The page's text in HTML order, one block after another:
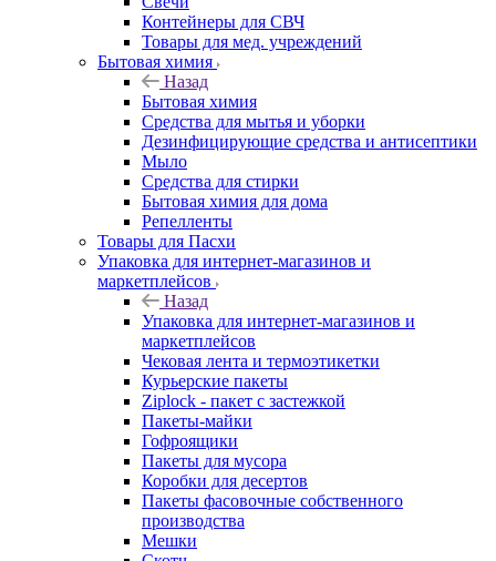
Контейнеры для СВЧ
Товары для мед. учреждений
Бытовая химия
Назад
Бытовая химия
Средства для мытья и уборки
Дезинфицирующие средства и антисептики
Мыло
Средства для стирки
Бытовая химия для дома
Репелленты
Товары для Пасхи
Упаковка для интернет-магазинов и
маркетплейсов
Назад
Упаковка для интернет-магазинов и
маркетплейсов
Чековая лента и термоэтикетки
Курьерские пакеты
Ziplock - пакет с застежкой
Пакеты-майки
Гофроящики
Пакеты для мусора
Коробки для десертов
Пакеты фасовочные собственного
производства
Мешки